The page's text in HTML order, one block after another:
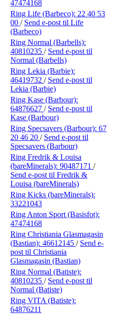
47474168
Ring Life (Barbeco): 22 40 53
00 / Send e-post til Life
(Barbeco)
Ring Normal (Barbells):
40810235 / Send e-post til
Normal (Barbells)
Ring Lekia (Barbie):
46419732 / Send e-post til
Lekia (Barbie)
Ring Kase (Barbour):
64876627 / Send e-post til
Kase (Barbour)
Ring Specsavers (Barbour): 67
20 46 20 / Send e-post til
Specsavers (Barbour)
Ring Fredrik & Louisa
(bareMinerals): 90487171 /
Send e-post til Fredrik &
Louisa (bareMinerals)
Ring Kicks (bareMinerals):
33221043
Ring Anton Sport (Basisfot):
47474168
Ring Christiania Glasmagasin
(Bastian): 46612145 / Send e-
post til Christiania
Glasmagasin (Bastian)
Ring Normal (Batiste):
40810235 / Send e-post til
Normal (Batiste)
Ring VITA (Batiste):
64876211